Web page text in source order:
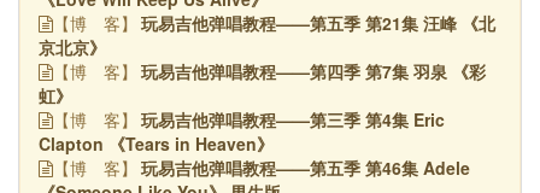
【博 客】
玩易吉他弹唱教程——第五季 第21集 汪峰 《北
京北京》
【博 客】
玩易吉他弹唱教程——第四季 第7集 羽泉 《彩
虹》
【博 客】
玩易吉他弹唱教程——第三季 第4集 Eric
Clapton 《Tears in Heaven》
【博 客】
玩易吉他弹唱教程——第五季 第46集 Adele